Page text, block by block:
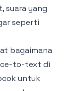
suara yang
seperti
bagaimana
to-text di
untuk